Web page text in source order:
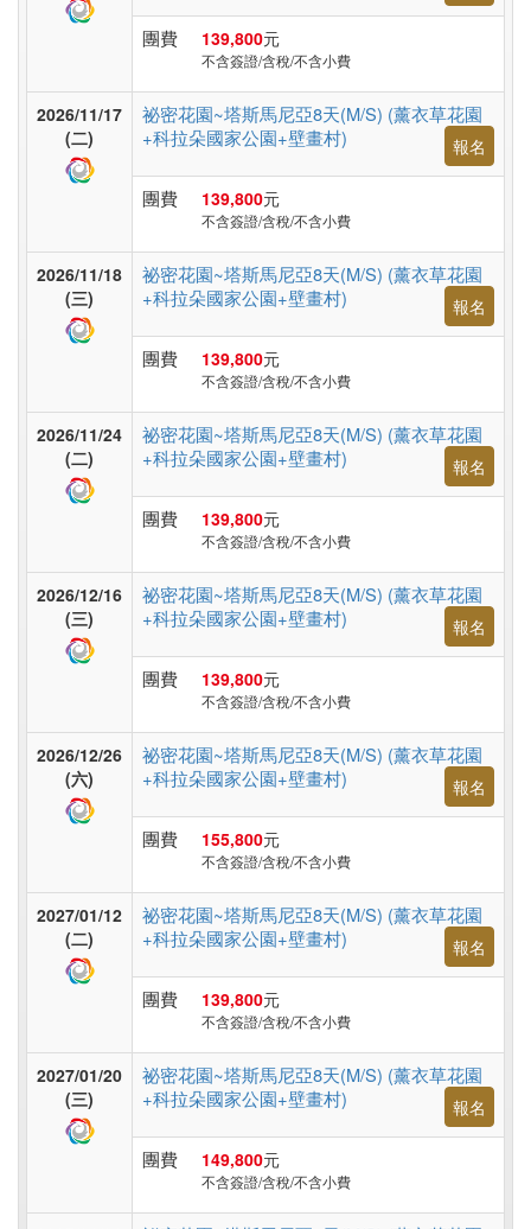
洲
台
鐵
郵
輪
障
礙
團費 139,800元
不含簽證/含稅/不含小費
2026/11/17
(二)
祕密花園~塔斯馬尼亞8天(M/S) (薰衣草花園
+科拉朵國家公園+壁畫村)
報名
團費 139,800元
不含簽證/含稅/不含小費
2026/11/18
(三)
祕密花園~塔斯馬尼亞8天(M/S) (薰衣草花園
+科拉朵國家公園+壁畫村)
報名
團費 139,800元
不含簽證/含稅/不含小費
2026/11/24
(二)
祕密花園~塔斯馬尼亞8天(M/S) (薰衣草花園
+科拉朵國家公園+壁畫村)
報名
團費 139,800元
不含簽證/含稅/不含小費
2026/12/16
(三)
祕密花園~塔斯馬尼亞8天(M/S) (薰衣草花園
+科拉朵國家公園+壁畫村)
報名
團費 139,800元
不含簽證/含稅/不含小費
2026/12/26
(六)
祕密花園~塔斯馬尼亞8天(M/S) (薰衣草花園
+科拉朵國家公園+壁畫村)
報名
團費 155,800元
不含簽證/含稅/不含小費
2027/01/12
(二)
祕密花園~塔斯馬尼亞8天(M/S) (薰衣草花園
+科拉朵國家公園+壁畫村)
報名
團費 139,800元
不含簽證/含稅/不含小費
2027/01/20
(三)
祕密花園~塔斯馬尼亞8天(M/S) (薰衣草花園
+科拉朵國家公園+壁畫村)
報名
團費 149,800元
不含簽證/含稅/不含小費